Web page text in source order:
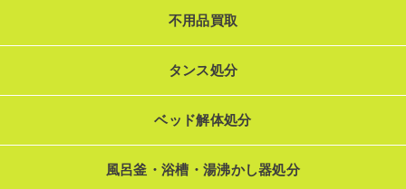
不用品買取
タンス処分
ベッド解体処分
風呂釜・浴槽・湯沸かし器処分